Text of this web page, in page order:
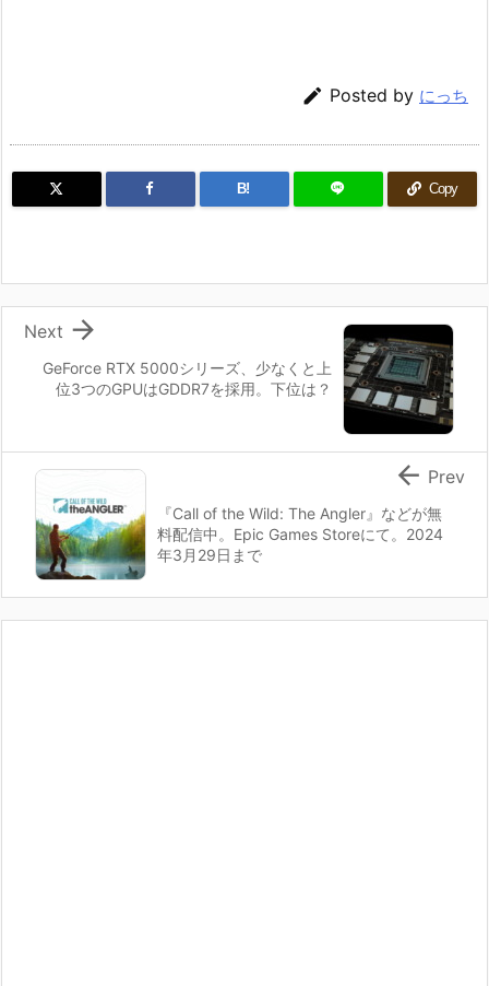
 Posted by にっち
B! Copy
GeForce RTX 5000シリーズ、少なくと上
位3つのGPUはGDDR7を採用。下位は？

Next
『Call of the Wild: The Angler』などが無
料配信中。Epic Games Storeにて。2024
年3月29日まで
 Prev